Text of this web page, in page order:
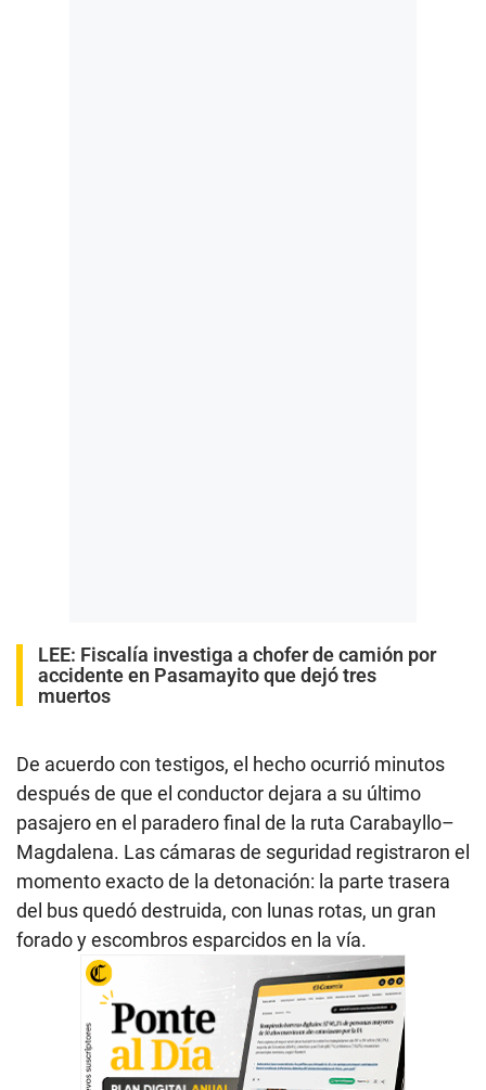
LEE: Fiscalía investiga a chofer de camión por
accidente en Pasamayito que dejó tres
muertos
De acuerdo con testigos, el hecho ocurrió minutos
después de que el conductor dejara a su último
pasajero en el paradero final de la ruta Carabayllo–
Magdalena. Las cámaras de seguridad registraron el
momento exacto de la detonación: la parte trasera
del bus quedó destruida, con lunas rotas, un gran
forado y escombros esparcidos en la vía.